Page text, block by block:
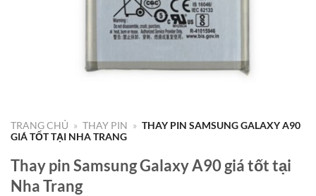
TRANG CHỦ » THAY PIN » THAY PIN SAMSUNG GALAXY A90
GIÁ TỐT TẠI NHA TRANG
Thay pin Samsung Galaxy A90 giá tốt tại
Nha Trang